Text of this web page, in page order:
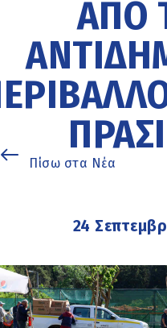
ΑΠΌ
Πίσω στα Νέα
24